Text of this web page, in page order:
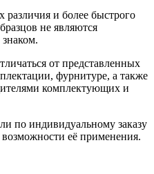
и более быстрого
не являются
от представленных
фурнитуре, а также
комплектующих и
по индивидуальному заказу
её применения.